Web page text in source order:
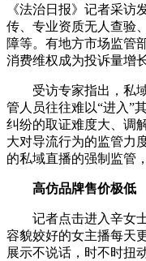
《法治日报》记者采访
传、专业资质无人查验
障等。有地方市场监管
消费维权成为投诉量增
受访专家指出，私
管人员往往难以“进入”
纠纷的取证难度大、调
大对导流行为的监管力
的私域直播的强制监管
高仿品牌售价极低
记者点击进入辛女
容貌姣好的女主播每天
展示不说话，时不时扭